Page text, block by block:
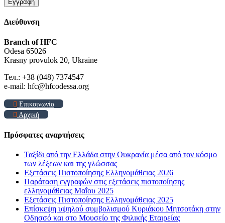
Διεύθυνση
Branch of HFC
Odesa 65026
Krasny provulok 20, Ukraine
Тел.: +38 (048) 7374547
e-mail: hfc@hfcodessa.org
Επικοινωνία
Αρχική
Πρόσφατες αναρτήσεις
Ταξίδι από την Ελλάδα στην Ουκρανία μέσα από τον κόσμο
των λέξεων και της γλώσσας
Εξετάσεις Πιστοποίησης Ελληνομάθειας 2026
Παράταση εγγραφών στις εξετάσεις πιστοποίησης
ελληνομάθειας Μαΐου 2025
Εξετάσεις Πιστοποίησης Ελληνομάθειας 2025
Επίσκεψη υψηλού συμβολισμού Κυριάκου Μητσοτάκη στην
Οδησσό και στο Μουσείο της Φιλικής Εταιρείας